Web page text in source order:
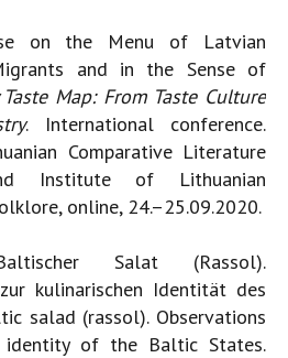
on the Menu of Latvian
and in the Sense of
Map: From Taste Culture
. International conference.
Comparative Literature
Institute of Lithuanian
online, 24.–25.09.2020.
Salat (Rassol).
kulinarischen Identität des
salad (rassol). Observations
identity of the Baltic States.